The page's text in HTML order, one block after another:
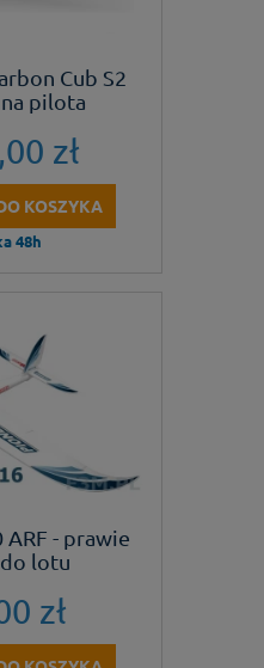
Cub S2
na pilota
zł
KOSZYKA
48h
ARF - prawie
lotu
zł